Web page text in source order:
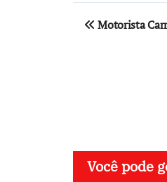
Motorista
Você pode